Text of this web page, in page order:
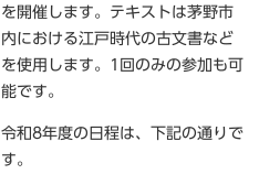
を開催します。テキストは茅野市
内における江戸時代の古文書など
を使用します。1回のみの参加も可
能です。
令和8年度の日程は、下記の通りで
す。